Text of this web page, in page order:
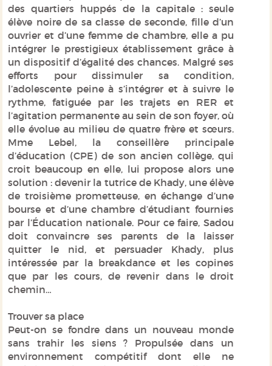
des quartiers huppés de la capitale : seule
élève noire de sa classe de seconde, fille d’un
ouvrier et d’une femme de chambre, elle a pu
intégrer le prestigieux établissement grâce à
un dispositif d’égalité des chances. Malgré ses
efforts pour dissimuler sa condition,
l’adolescente peine à s’intégrer et à suivre le
rythme, fatiguée par les trajets en RER et
l’agitation permanente au sein de son foyer, où
elle évolue au milieu de quatre frère et sœurs.
Mme Lebel, la conseillère principale
d’éducation (CPE) de son ancien collège, qui
croit beaucoup en elle, lui propose alors une
solution : devenir la tutrice de Khady, une élève
de troisième prometteuse, en échange d’une
bourse et d’une chambre d’étudiant fournies
par l’Éducation nationale. Pour ce faire, Sadou
doit convaincre ses parents de la laisser
quitter le nid, et persuader Khady, plus
intéressée par la breakdance et les copines
que par les cours, de revenir dans le droit
chemin…
Trouver sa place
Peut-on se fondre dans un nouveau monde
sans trahir les siens ? Propulsée dans un
environnement compétitif dont elle ne